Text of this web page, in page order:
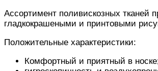
Ассортимент поливискозных тканей
гладкокрашеными и принтовыми
Положительные характеристики:
Комфортный и приятный в